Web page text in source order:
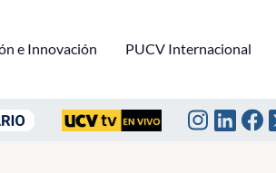
e Innovación PUCV Internacional